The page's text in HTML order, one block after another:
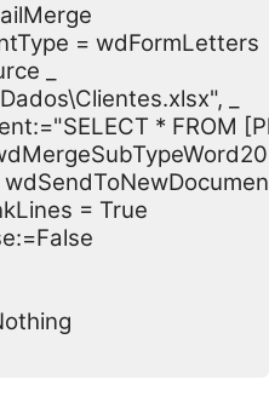
= wdFormLetters
_
_
* FROM
=
= True